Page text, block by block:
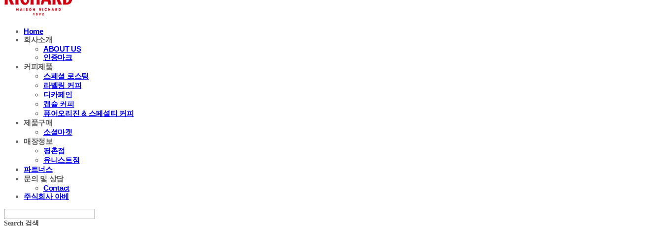
Home
회사소개
ABOUT US
인증마크
커피제품
스폐셜 로스팅
라벨링 커피
디카페인
캡슐 커피
퓨어오리진 & 스페셜티 커피
제품구매
소셜마켓
매장정보
평촌점
유니스트점
파트너스
문의 및 상담
Contact
주식회사 아베
Search 검색